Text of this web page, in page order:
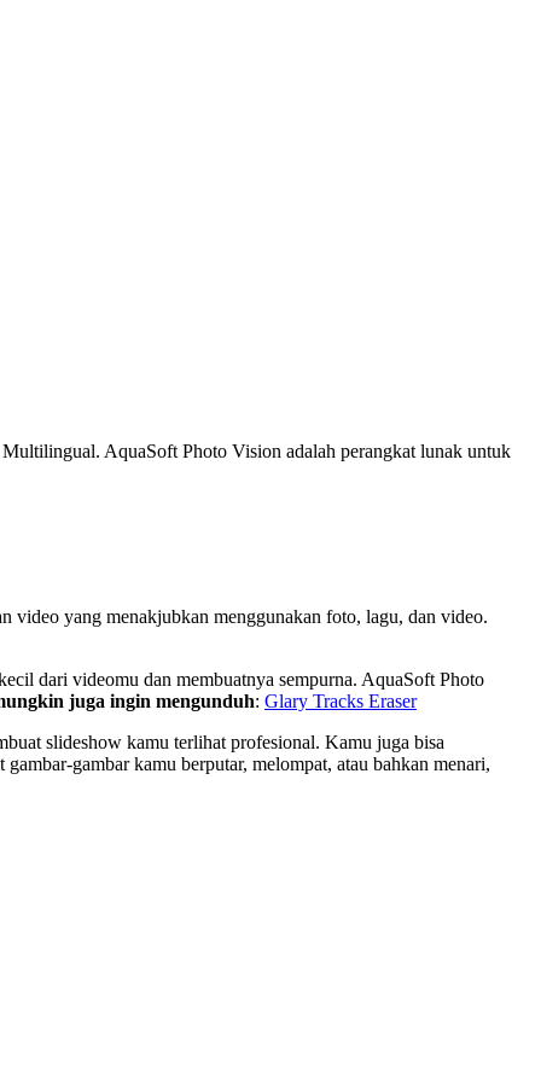
AquaSoft Photo Vision adalah perangkat lunak untuk
video yang menakjubkan menggunakan foto, lagu, dan video.
dari videomu dan membuatnya sempurna. AquaSoft Photo
juga ingin mengunduh: Glary Tracks Eraser
slideshow kamu terlihat profesional. Kamu juga bisa
gambar kamu berputar, melompat, atau bahkan menari,